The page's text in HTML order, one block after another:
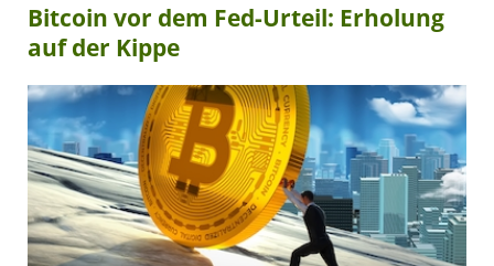
Bitcoin vor dem Fed-Urteil: Erholung
auf der Kippe